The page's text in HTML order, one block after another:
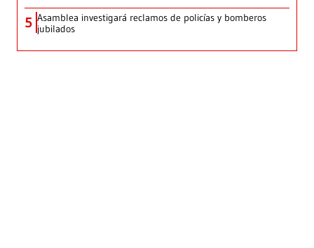
5 Asamblea investigará reclamos de policías y bomberos
jubilados